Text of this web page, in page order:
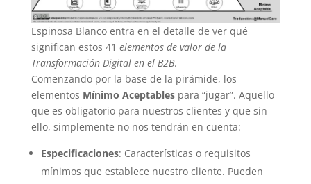
Espinosa Blanco entra en el detalle de ver qué
significan estos 41 elementos de valor de la
Transformación Digital en el B2B.
Comenzando por la base de la pirámide, los
elementos Mínimo Aceptables para “jugar”. Aquello
que es obligatorio para nuestros clientes y que sin
ello, simplemente no nos tendrán en cuenta:
Especificaciones: Características o requisitos
mínimos que establece nuestro cliente. Pueden